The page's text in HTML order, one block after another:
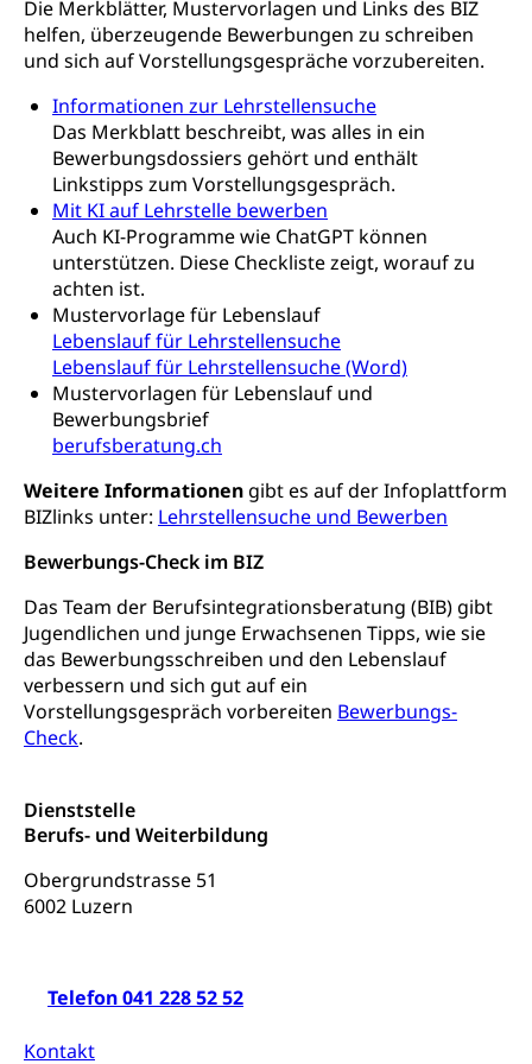
Die Merkblätter, Mustervorlagen und Links des BIZ
helfen, überzeugende Bewerbungen zu schreiben
und sich auf Vorstellungsgespräche vorzubereiten.
Informationen zur Lehrstellensuche
Das Merkblatt beschreibt, was alles in ein
Bewerbungsdossiers gehört und enthält
Linkstipps zum Vorstellungsgespräch.
Mit KI auf Lehrstelle bewerben
Auch KI-Programme wie ChatGPT können
unterstützen. Diese Checkliste zeigt, worauf zu
achten ist.
Mustervorlage für Lebenslauf
Lebenslauf für Lehrstellensuche
Lebenslauf für Lehrstellensuche (Word)
Mustervorlagen für Lebenslauf und
Bewerbungsbrief
berufsberatung.ch
Weitere Informationen gibt es auf der Infoplattform
BIZlinks unter: Lehrstellensuche und Bewerben
Bewerbungs-Check im BIZ
Das Team der Berufsintegrationsberatung (BIB) gibt
Jugendlichen und junge Erwachsenen Tipps, wie sie
das Bewerbungsschreiben und den Lebenslauf
verbessern und sich gut auf ein
Vorstellungsgespräch vorbereiten Bewerbungs-
Check.
Dienststelle
Berufs- und Weiterbildung
Obergrundstrasse 51
6002 Luzern
Telefon 041 228 52 52
Kontakt
Fachklasse Grafik
Gesundheitsmittelschule
Informatikmittelschule
Wirtschaftsmittelschule
FMS und Vollzeitschulen mit BM
Sekundarschule
Schulpflicht
Kindergarten & Basisstufe
Förderangebote
Sonderschulung
Musikschulen
Schulferien
Früherziehung
Schuldienste
Betreuungsangebote
Heilpädagogische Schulen
Freiwilliger Schulsport
Stipendien Universität Luzern unilu
Pflege HF oder Studium Pflege FH
Fachstelle Stipendien (beruf.lu.ch)
Studienbeiträge Höhere Berufsbildung
Finanzielle Unterstützung Pädagogische
Hochschule PHLU
Stipendien Hochschule Luzern hslu
Universität
Hochschulstudium, Universitätsstudium,
universitäre Ausbildung, akademische Ausbildung,
Hochschulbildung, Hochschule, universitäre
Hochschule, Bachelor, Master, Doktorat,
Weiterbildung, Forschung, Entwicklung,
Dienstleistungen, Hochschule Luzern,
Fachhochschule Zentralschweiz, HSLU,
Pädagogische Hochschule Luzern, PH Luzern, UniLU,
swissuniversities (Dachorganisation der Schweizer
Hochschulen)
swissuniversities
Universität Luzern
Fachstelle Hochschulbildung
Vorschule
Kindergarten, Kinderkrippe, Krippe, Kinderhort,
Kindertagesstätte, Spielgruppe, Tagesmutter,
Freiwilliges Kindergarten Jahr
Kinderbetreuung
Kindergarten & Basisstufe
Frühe Förderung
Gesundheit und Soziales
Konsumentenschutz
Konsumentenrechte, Produktsicherheit,
Preisüberwachung, Preisüberwacher,
Konsumentenorganisation, parallele Einfuhr,
regionale Erschöpfung, nationale Erschöpfung,
internationale Erschöpfung, Preisabsprache, Kartell,
Verbraucherschutz
Krankenversicherung
Unfallversicherung, Berufsunfallversicherung,
Krankheit, Unfall, Prämienverbilligung,
Krankenkasse
Prämienverbilligung (WAS Luzern)
sichere Lebensmittel, Lebensmittelkontrolle,
Lebensmittelhygiene, Produktesicherheit